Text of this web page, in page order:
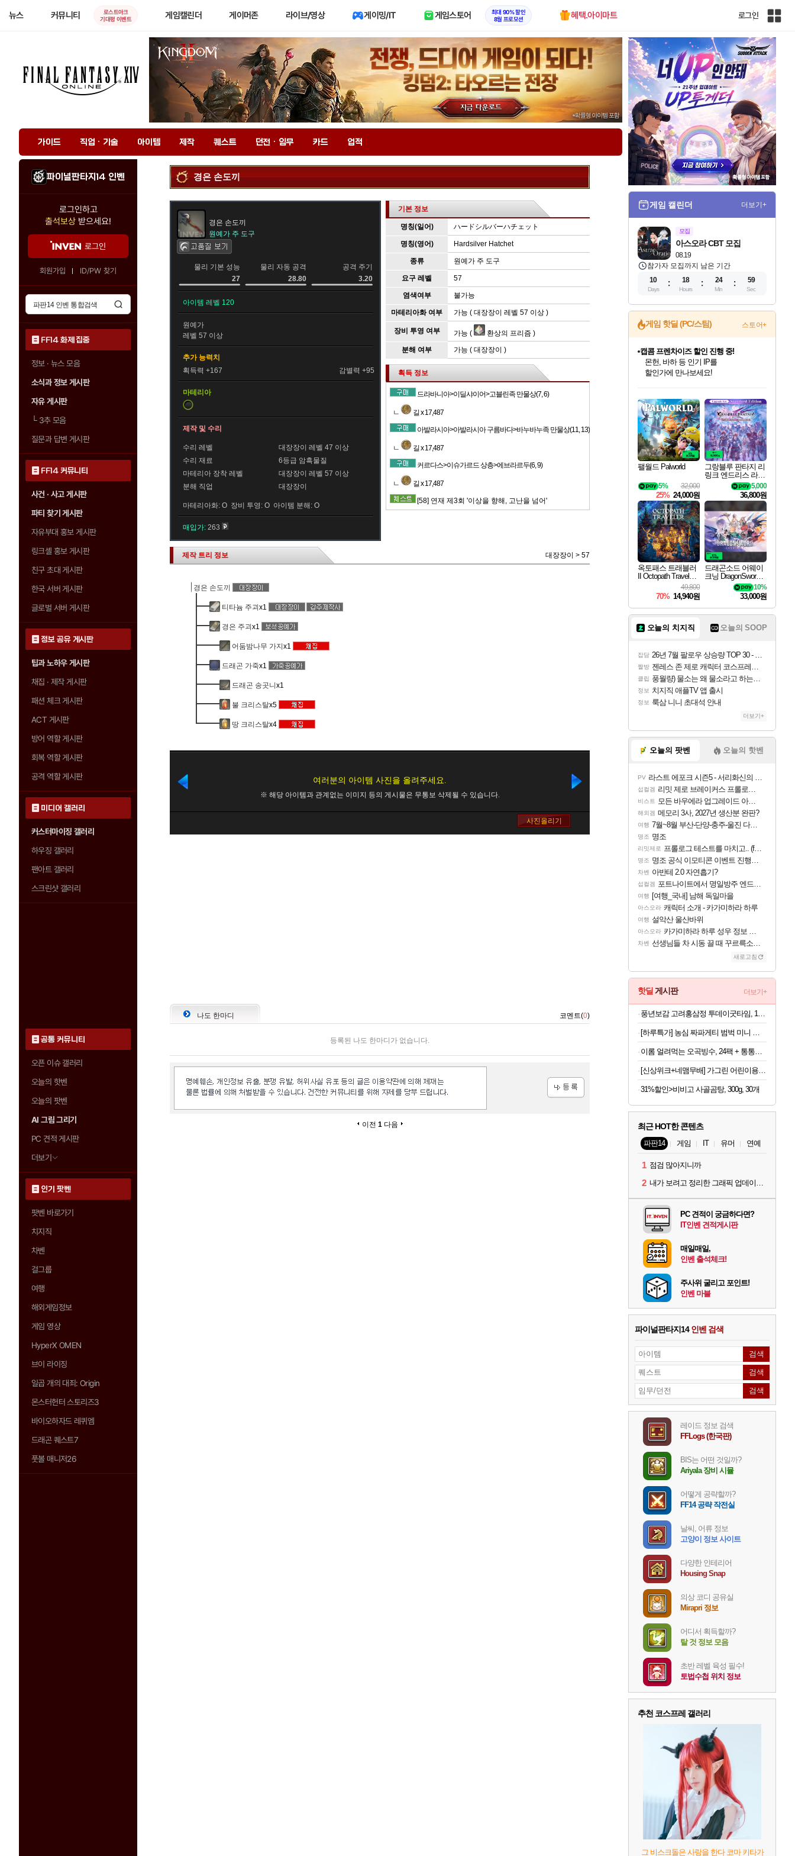
뉴스 커뮤니티
로스트아크
기대평 이벤트
게임캘린더 게이머존 라이브/영상 게이밍/IT 게임스토어
최대 90% 할인
8월 프로모션
혜택.아이마트 로그인
인
전
사
이
트
가이드 직업 · 기술 아이템 제작 퀘스트 던전 · 임무 카드 업적
파이널판타지14 인벤
로그인하고
출석보상 받으세요!
로그인
회원가입 ID/PW 찾기
FF14 화제 집중
정보 · 뉴스 모음
소식과 정보 게시판
자유 게시판
└3추 모음
질문과 답변 게시판
FF14 커뮤니티
사건 · 사고 게시판
파티 찾기 게시판
자유부대 홍보 게시판
링크셸 홍보 게시판
친구 초대 게시판
한국 서버 게시판
글로벌 서버 게시판
정보 공유 게시판
팁과 노하우 게시판
채집 · 제작 게시판
패션 체크 게시판
ACT 게시판
방어 역할 게시판
회복 역할 게시판
공격 역할 게시판
미디어 갤러리
커스터마이징 갤러리
하우징 갤러리
팬아트 갤러리
스크린샷 갤러리
공통 커뮤니티
오픈 이슈 갤러리
오늘의 핫벤
오늘의 팟벤
AI 그림 그리기
PC 견적 게시판
더보기
인기 팟벤
팟벤 바로가기
치지직
차벤
걸그룹
여행
해외게임정보
게임 영상
HyperX OMEN
브이 라이징
일곱 개의 대죄: Origin
몬스터헌터 스토리즈3
바이오하자드 레퀴엠
드래곤 퀘스트7
풋볼 매니저26
경은 손도끼
경은 손도끼
원예가 주 도구
공격 주기
3.20
물리 자동 공격
28.80
물리 기본 성능
27
아이템 레벨 120
원예가
레벨 57 이상
추가 능력치
획득력 +167
감별력 +95
마테리아
제작 및 수리
수리 레벨
대장장이 레벨 47 이상
수리 재료
6등급 암흑물질
마테리아 장착 레벨
대장장이 레벨 57 이상
분해 직업
대장장이
마테리아화: O 장비 투영: O 아이템 분해: O
매입가: 263
기본 정보
명칭(일어) ハードシルバーハチェット
명칭(영어) Hardsilver Hatchet
종류 원예가 주 도구
요구 레벨 57
염색여부 불가능
마테리아화 여부 가능 ( 대장장이 레벨 57 이상 )
장비 투영 여부 가능 ( 환상의 프리즘 )
분해 여부
가능 ( 대장장이 )
획득 정보
드라바니아>이딜샤이어>고블린족 만물상(7, 6)
ㄴ 길 x 17,487
아발라시아>아발라시아 구름바다>바누바누족 만물상(11, 13)
ㄴ 길 x 17,487
커르다스>이슈가르드 상층>에브라르두(6, 9)
ㄴ 길 x 17,487
[58] 연재 제3회 '이상을 향해, 고난을 넘어'
제작 트리 정보 대장장이 > 57
경은 손도끼
티타늄 주괴 x1
경은 주괴 x1
어둠밤나무 가지 x1
드래곤 가죽x1
드래곤 송곳니 x1
불 크리스탈x5
땅 크리스탈x4
나도 한마디 코멘트(0)
등록된 나도 한마디가 없습니다.
이전 1 다음
게임 캘린더 더보기+
모집
08.19
아스오라 CBT 모집
참가자 모집까지 남은 기간
10
Days
18
Hours
24
Min
58
Sec
게임 핫딜 (PC/스팀) 스토어+
최대 90% 할인가를 만나보세요!
네이버혜택과 함께 만나보세요!
50%할인&추가 적립까지!
네이버 포인트 혜택까지!
이니&베니 혜택까지!
네이버 혜택가와 함께 예약하세요!
할인&네이버혜택으로 만나보세요!
네이버페이 혜택과 만나보세요!
40주년 프로모션으로 만나보세요!
캡콤 프렌차이즈 할인 진행 중!
몬헌, 바하 등 인기 IP를
할인가에 만나보세요!
일부 에디션 상시 할인!
혜택으로 예약 판매 중
편안하게 충전하세요
팰월드 Palworld
32,000
5%
25% 24,000원
그랑블루 판타지 리
링크 엔드리스 라그
나로크 업그레이드
킷 Granblue Fantasy
Relink Endless Ragn
arok Upgrade Kit DL
C
5,000
36,800원
옥토패스 트래블러
II Octopath Traveler I
49,800
70% 14,940원
드래곤소드 어웨이
크닝 DragonSword A
10%
33,000원
오늘의 치지직 오늘의 SOOP
잡담 26년 7월 팔로우 상승량 TOP 30 - 월간 치지직
짤방 젠레스 존 제로 캐릭터 코스프레한 꽁주
클립 풍월량) 물소는 왜 물소라고 하는거야? 아! 그만 ㅋㅋ
정보 치지직 애플TV 앱 출시
정보 룩삼 니니 초대석 안내
더보기+
오늘의 팟벤 오늘의 핫벤
PV 라스트 에포크 시즌5 - 서리화신의 분노 티저
섭컬겜 리밋 제로 브레이커스 프롤로그 테스트 후기 영상 업로드
비스트 모든 바우에라 업그레이드 아이템 획득 위치 공략 (89개)
해외겜 메모리 3사, 2027년 생산분 완판?
여행 7월~8월 부산-단양-충주-울진 다녀왔어요~
명조 명조
리밋제로 프롤로그 테스트를 마치고.. (feat. 리아)
명조 명조 공식 이모티콘 이벤트 진행해봤습니다! 참여부터 추첨까지????
차벤 아반테 2.0 자연흡기?
섭컬겜 포트나이트에서 명일방주 엔드필드 [펠리카] 판매 예정
여행 [여행_국내] 남해 독일마을
아스오라 캐릭터 소개 - 카가미하라 하루
여행 설악산 울산바위
아스오라 카가미하라 하루 성우 정보 및 주요 필모
차벤 선생님들 차 시동 끌 때 꾸르륵소리나는데
새로고침
핫딜 게시판 더보기+
31%할인>비비고 사골곰탕, 300g, 30개
최근 HOT한 콘텐츠
파판14 게임 IT 유머 연예
1 점검 많아지니까
2 내가 보려고 정리한 그래픽 업데이트 의상 (*스포주의)
PC 견적이 궁금하다면?
IT인벤 견적게시판
매일매일,
인벤 출석체크!
주사위 굴리고 포인트!
인벤 마블
파이널판타지14인벤 검색
레이드 정보 검색
FFLogs (한국판)
BIS는 어떤 것일까?
Ariyala 장비 시뮬
어떻게 공략할까?
FF14 공략 작전실
날씨, 어류 정보
고양이 정보 사이트
다양한 인테리어
Housing Snap
의상 코디 공유실
Mirapri 정보
어디서 획득할까?
탈 것 정보 모음
초반 레벨 육성 필수!
토법수첩 위치 정보
추천 코스프레 갤러리
그 비스크돌은 사랑을 한다 코마 키타가